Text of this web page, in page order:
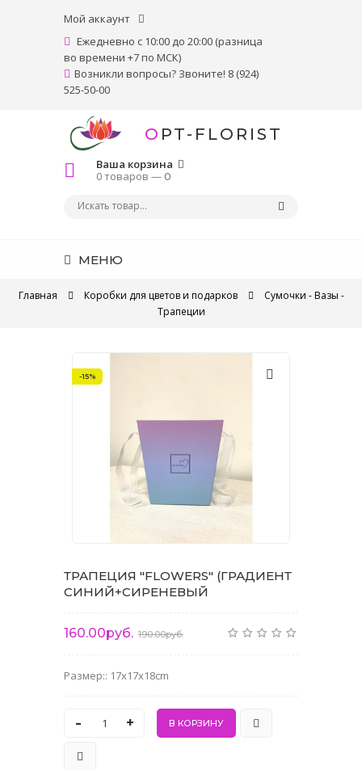
Мой аккаунт
Ежедневно с 10:00 до 20:00 (разница
во времени +7 по МСК)
Возникли вопросы? Звоните! 8 (924)
525-50-00
OPT-FLORIST
Ваша корзина
0 товаров —0
МЕНЮ
Главная Коробки для цветов и подарков
Сумочки - Вазы -
Трапеции
-15%
ТРАПЕЦИЯ "FLOWERS" (ГРАДИЕНТ
СИНИЙ+СИРЕНЕВЫЙ
160.00руб. 190.00руб.
Размер:: 17x17x18cm
- +